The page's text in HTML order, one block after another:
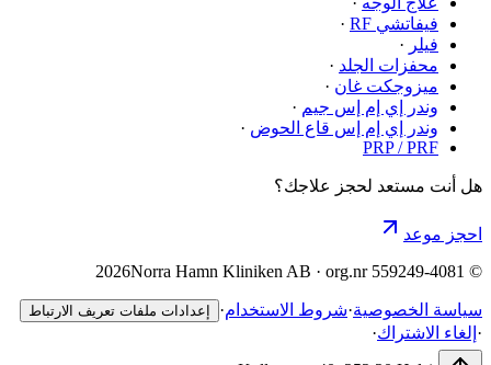
فيفاتشي RF
·
فيلر ·
محفزات الجلد ·
ميزوجكت غان ·
وندر إي إم إس جيم ·
وندر إي إم إس قاع الحوض ·
PRP / PRF
هل أنت مستعد لحجز علاجك؟
احجز موعد
©
2026Norra Hamn Kliniken AB · org.nr 559249-4081
سياسة الخصوصية·شروط الاستخدام· إعدادات ملفات تعريف الارتباط
· إلغاء الاشتراك·